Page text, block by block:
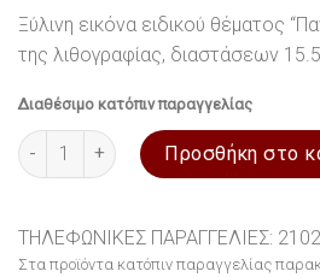
Ξύλινη εικόνα ειδικού θέματος
της λιθογραφίας, διαστάσεων
Διαθέσιμο κατόπιν παραγγελίας
Εικόνα ξύλινη Ειδικά Θέματα
Προσθήκη στο
ΤΗΛΕΦΩΝΙΚΕΣ ΠΑΡΑΓΓΕΛΙΕΣ:
Στα προϊόντα κατόπιν παραγγελίας